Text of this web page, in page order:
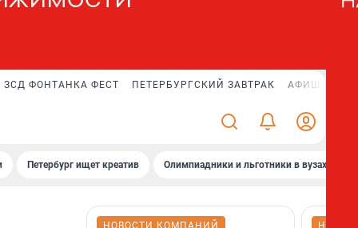
ЗСД ФОНТАНКА ФЕСТ ПЕТЕРБУРГСКИЙ ЗАВТРАК АФИША PLUS
Петербург ищет креатив Олимпиадники и льготники в вузах СПб
НОВОСТИ КОМПАНИЙ